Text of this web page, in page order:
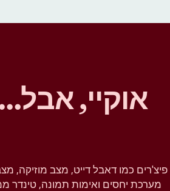
אוקיי,
כמו דאבל דייט, מצב מוזיקה,
מערכת יחסים ואימות תמונה, טינדר